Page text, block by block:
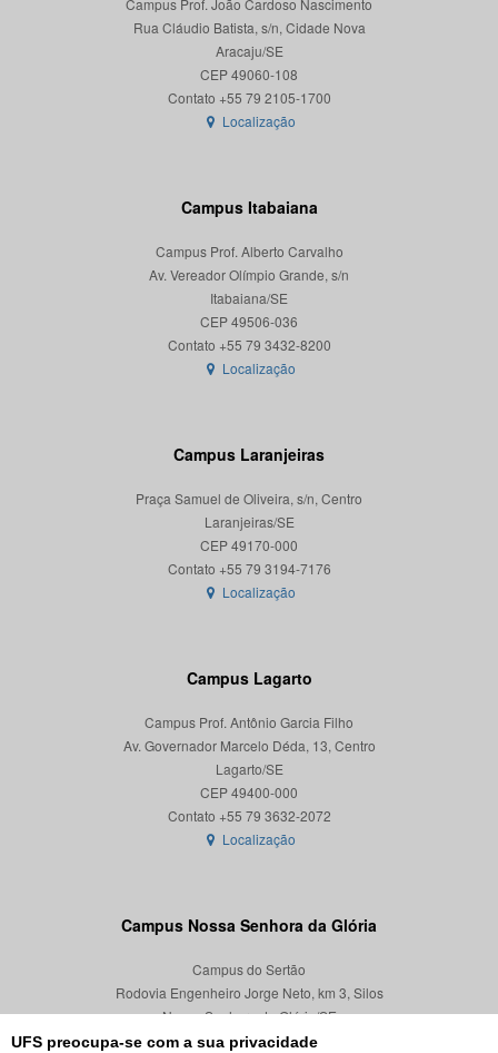
UFS preocupa-se com a sua privacidade
Campus Prof. João Cardoso Nascimento
Rua Cláudio Batista, s/n, Cidade Nova
Aracaju/SE
CEP 49060-108
Localização
Campus Itabaiana
Campus Prof. Alberto Carvalho
Av. Vereador Olímpio Grande, s/n
Itabaiana/SE
CEP 49506-036
Localização
Campus Laranjeiras
Praça Samuel de Oliveira, s/n, Centro
Laranjeiras/SE
CEP 49170-000
Localização
Campus Lagarto
Campus Prof. Antônio Garcia Filho
Av. Governador Marcelo Déda, 13, Centro
Lagarto/SE
CEP 49400-000
Localização
Campus Nossa Senhora da Glória
Campus do Sertão
Rodovia Engenheiro Jorge Neto, km 3, Silos
Nossa Senhora da Glória/SE
CEP 49680-000